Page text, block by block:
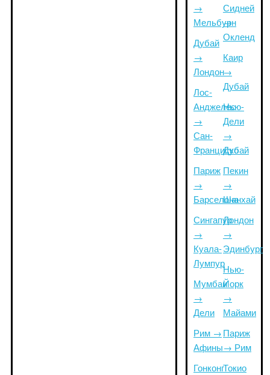
→
Мельбурн
Дубай
→
Лондон
Лос-
Анджелес
→
Сан-
Франциско
Париж
→
Барселона
Сингапур
→
Куала-
Лумпур
Мумбаи
→
Дели
Рим →
Афины
Гонконг
Сидней
→
Окленд
Каир
→
Дубай
Нью-
Дели
→
Дубай
Пекин
→
Шанхай
Лондон
→
Эдинбург
Нью-
Йорк
→
Майами
Париж
→ Рим
Токио